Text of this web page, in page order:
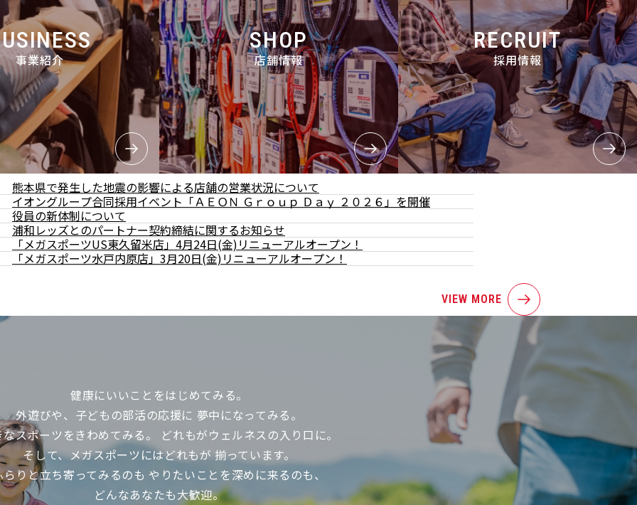
事業紹介
SHOP
店舗情報
RECRUIT
採用情報
熊本県で発生した地震の影響による店舗の営業状況について
イオングループ合同採用イベント「ＡＥＯＮ Ｇｒｏｕｐ Ｄａｙ ２０２６」を開催
役員の新体制について
浦和レッズとのパートナー契約締結に関するお知らせ
「メガスポーツUS東久留米店」4月24日(金)リニューアルオープン！
「メガスポーツ水戸内原店」3月20日(金)リニューアルオープン！
VIEW MORE
健康にいいことをはじめてみる。
外遊びや、子どもの部活の応援に 夢中になってみる。
スポーツをきわめてみる。
どれもがウェルネスの入り口に。
そして、メガスポーツにはどれもが揃っています。
らりと立ち寄ってみるのもやりたいことを深めに来るのも、
どんなあなたも大歓迎。